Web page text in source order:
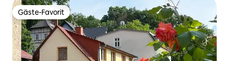
Gäste-Favorit
Gäste-Favorit